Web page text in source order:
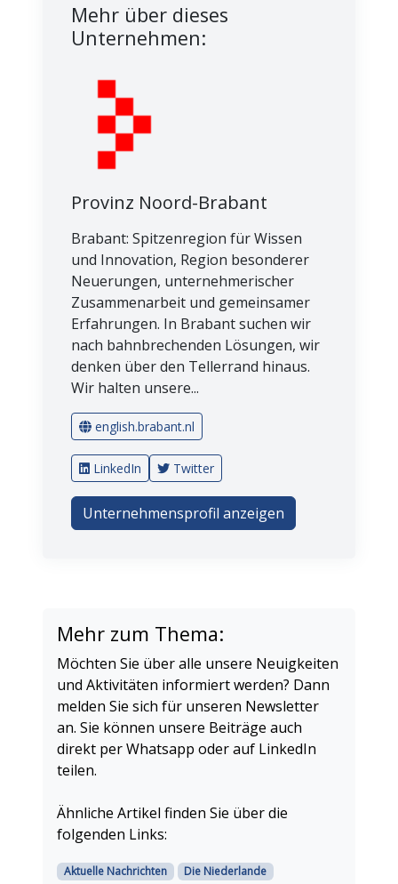
Mehr über dieses
Unternehmen:
Provinz Noord-Brabant
Brabant: Spitzenregion für Wissen
und Innovation, Region besonderer
Neuerungen, unternehmerischer
Zusammenarbeit und gemeinsamer
Erfahrungen. In Brabant suchen wir
nach bahnbrechenden Lösungen, wir
denken über den Tellerrand hinaus.
Wir halten unsere...
english.brabant.nl
LinkedIn Twitter
Unternehmensprofil anzeigen
Mehr zum Thema:
Möchten Sie über alle unsere Neuigkeiten
und Aktivitäten informiert werden? Dann
melden Sie sich für unseren Newsletter
an. Sie können unsere Beiträge auch
direkt per Whatsapp oder auf LinkedIn
teilen.
Ähnliche Artikel finden Sie über die
folgenden Links:
Aktuelle Nachrichten
Die Niederlande